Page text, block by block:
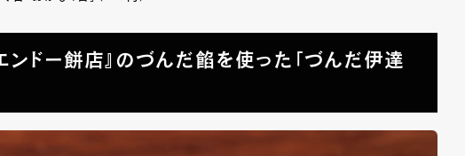
ンドー餅店』のづんだ餡を使った「づんだ伊達